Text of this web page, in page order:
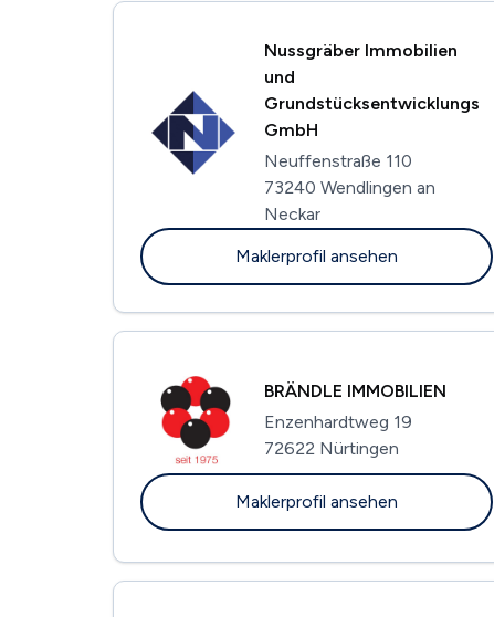
Nussgräber Immobilien
und
Grundstücksentwicklungs
GmbH
Neuffenstraße 110
73240 Wendlingen an
Neckar
Maklerprofil ansehen
BRÄNDLE IMMOBILIEN
Enzenhardtweg 19
72622 Nürtingen
Maklerprofil ansehen